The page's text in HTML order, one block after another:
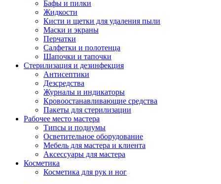
Бафы и пилки
Жидкости
Кисти и щетки для удаления пыли
Маски и экраны
Перчатки
Салфетки и полотенца
Шапочки и тапочки
Стерилизация и дезинфекция
Антисептики
Дезсредства
Журналы и индикаторы
Кровоостанавливающие средства
Пакеты для стерилизации
Рабочее место мастера
Типсы и подиумы
Осветительное оборудование
Мебель для мастера и клиента
Аксессуары для мастера
Косметика
Косметика для рук и ног